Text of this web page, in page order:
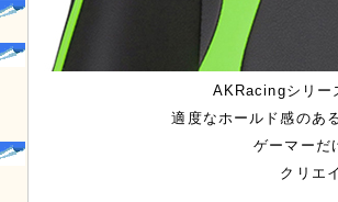
AKRacingシリー
適度なホールド感のあ
ゲーマーだ
クリエ